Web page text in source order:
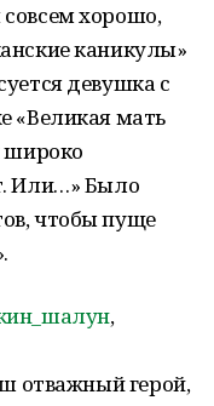
хорошо,
каникулы»
девушка с
«Великая мать
широко
Или…» Было
чтобы пуще
,
отважный герой,